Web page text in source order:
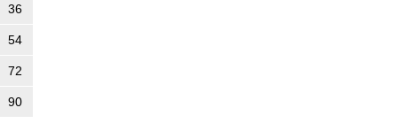
36
54
72
90